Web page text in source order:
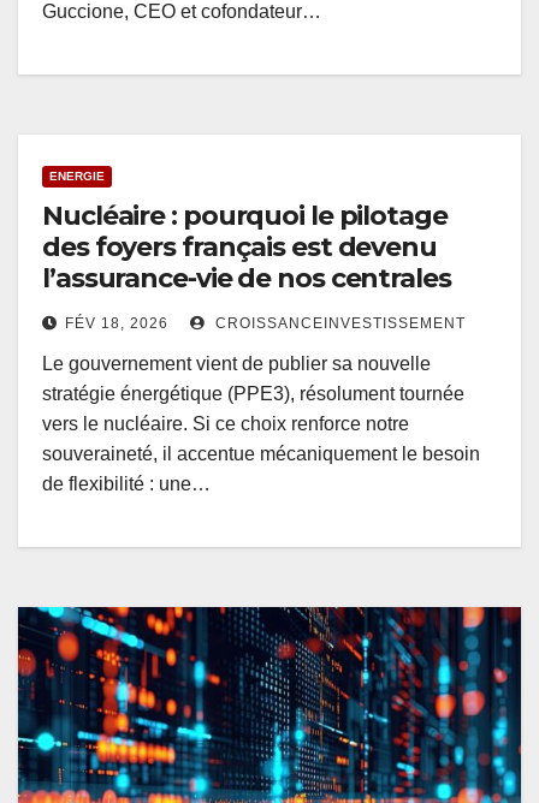
Guccione, CEO et cofondateur…
ENERGIE
Nucléaire : pourquoi le pilotage
des foyers français est devenu
l’assurance-vie de nos centrales
FÉV 18, 2026 CROISSANCEINVESTISSEMENT
Le gouvernement vient de publier sa nouvelle
stratégie énergétique (PPE3), résolument tournée
vers le nucléaire. Si ce choix renforce notre
souveraineté, il accentue mécaniquement le besoin
de flexibilité : une…